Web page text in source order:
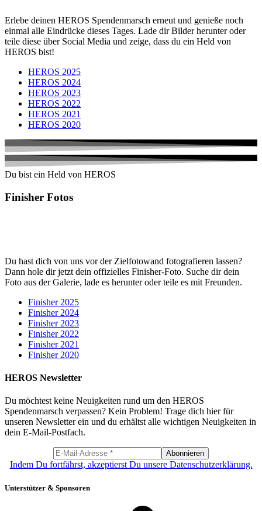
Erlebe deinen HEROS Spendenmarsch erneut und genieße noch
einmal alle Eindrücke dieses Tages. Lade dir Bilder herunter oder
teile diese über Social Media und zeige, dass du ein Held von
HEROS bist!
HEROS 2025
HEROS 2024
HEROS 2023
HEROS 2022
HEROS 2021
HEROS 2020
Du bist ein Held von HEROS
Finisher Fotos
Du hast dich von uns vor der Zielfotowand fotografieren lassen?
Dann hole dir jetzt dein offizielles Finisher-Foto. Suche dir dein
Foto aus der Galerie, lade es herunter oder teile es mit Freunden.
Finisher 2025
Finisher 2024
Finisher 2023
Finisher 2022
Finisher 2021
Finisher 2020
HEROS Newsletter
Du möchtest keine Neuigkeiten rund um den HEROS
Spendenmarsch verpassen? Kein Problem! Trage dich hier für
unseren Newsletter ein und du erhältst alle wichtigen Neuigkeiten in
dein E-Mail-Postfach.
Indem Du fortfährst, akzeptierst Du unsere Datenschutzerklärung.
Unterstützer & Sponsoren